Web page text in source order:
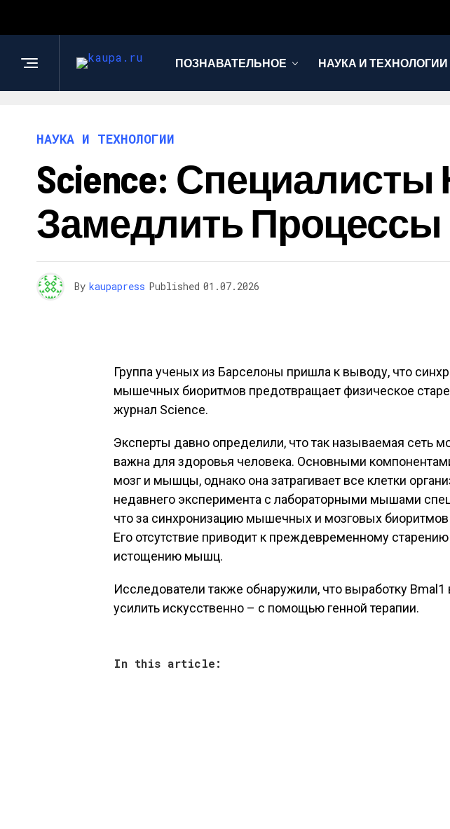
ПОЗНАВАТЕЛЬНОЕ НАУКА И ТЕХНОЛОГИИ
НАУКА И ТЕХНОЛОГИИ
Science:
Замедлить Процессы
By kaupapress Published 01.07.2026
Группа ученых из Барселоны пришла к выводу, что
мышечных биоритмов предотвращает физическое
журнал Science.
Эксперты давно определили, что так называемая сеть
важна для здоровья человека. Основными
мозг и мышцы, однако она затрагивает все клетки
недавнего эксперимента с лабораторными мышами
что за синхронизацию мышечных и мозговых биоритмов
Его отсутствие приводит к преждевременному
истощению мышц.
Исследователи также обнаружили, что выработку
усилить искусственно – с помощью генной терапии.
In this article: